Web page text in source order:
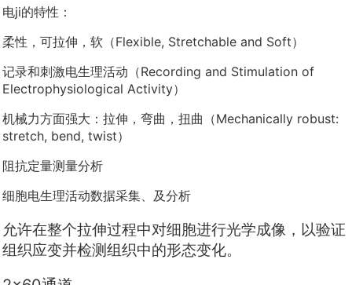
电ji的特性：
柔性，可拉伸，软（Flexible, Stretchable and Soft）
记录和刺激电生理活动（Recording and Stimulation of
Electrophysiological Activity）
机械力方面强大：拉伸，弯曲，扭曲（Mechanically robust:
stretch, bend, twist）
阻抗定量测量分析
细胞电生理活动数据采集、及分析
允许在整个拉伸过程中对细胞进行光学成像，以验证
组织应变并检测组织中的形态变化。